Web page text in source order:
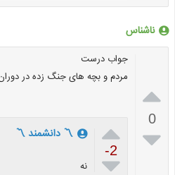
ناشناس

0

جواب درست
مردم و بچه های جنگ زده در

-2

〽️ دانشمند 〽️
نه